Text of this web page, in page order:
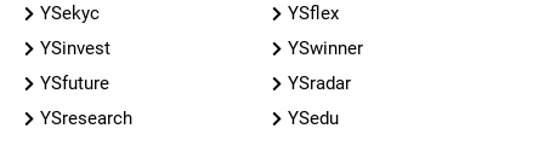
YSekyc
YSflex
YSinvest
YSwinner
YSfuture
YSradar
YSresearch
YSedu